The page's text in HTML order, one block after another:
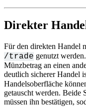
Direkter Handel
Für den direkten Handel
/trade genutzt
Münzbetrag an einen
deutlich sicherer Handel
Handelsoberfläche
getauscht werden. Beide
müssen ihn bestätigen,